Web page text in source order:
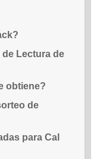
Lectura de
obtiene?
de
para Cal